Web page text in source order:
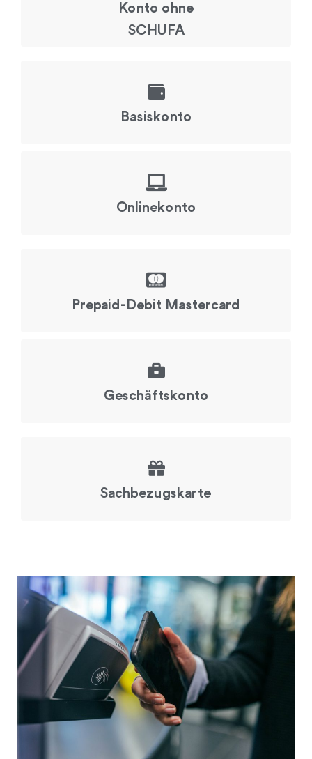
Konto ohne
SCHUFA
Basiskonto
Onlinekonto
Prepaid-Debit Mastercard
Geschäftskonto
Sachbezugskarte